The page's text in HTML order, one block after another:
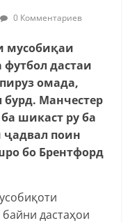
0 Комментариев
мусобиқаи
дастаи
омада,
Манчестер
шикаст ру ба
ҷадвал поин
бо Брентфорд
дастаҳои